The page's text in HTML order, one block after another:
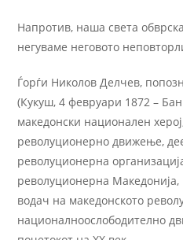
Напротив, наша света
негуваме неговото
Ѓорѓи Николов Делчев,
(Кукуш, 4 февруари 1872 –
македонски национален
револуционерно движење,
револуционерна
револуционерна Македонија,
водач на македонското
националноослободително